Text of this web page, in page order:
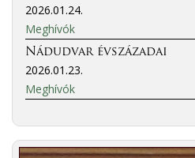
2026.01.24.
Meghívók
Nádudvar évszázadai
2026.01.23.
Meghívók